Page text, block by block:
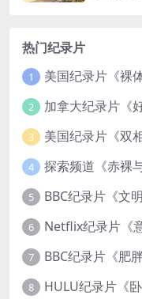
热门纪录片
1
2
3
4
5
6
7
8